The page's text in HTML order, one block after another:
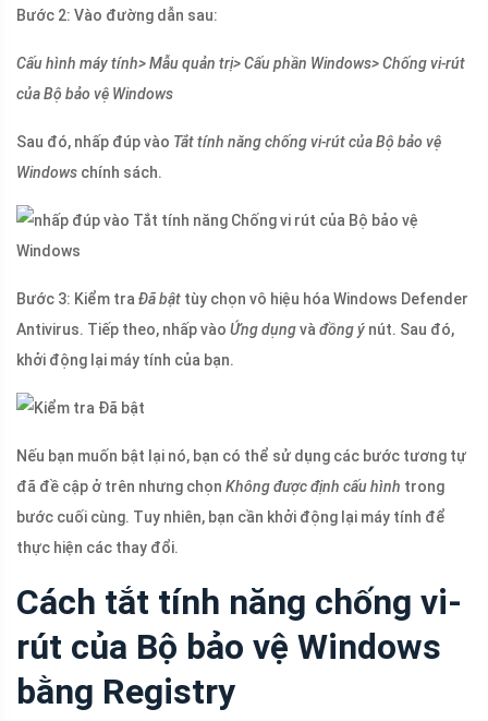
Bước 2: Vào đường dẫn sau:
Cấu hình máy tính> Mẫu quản trị> Cấu phần Windows> Chống vi-rút
của Bộ bảo vệ Windows
Sau đó, nhấp đúp vào Tắt tính năng chống vi-rút của Bộ bảo vệ
Windows chính sách.
Bước 3: Kiểm tra Đã bật tùy chọn vô hiệu hóa Windows Defender
Antivirus. Tiếp theo, nhấp vào Ứng dụngvà đồng ý nút. Sau đó,
khởi động lại máy tính của bạn.
Nếu bạn muốn bật lại nó, bạn có thể sử dụng các bước tương tự
đã đề cập ở trên nhưng chọn Không được định cấu hình trong
bước cuối cùng. Tuy nhiên, bạn cần khởi động lại máy tính để
thực hiện các thay đổi.
Cách tắt tính năng chống vi-
rút của Bộ bảo vệ Windows
bằng Registry